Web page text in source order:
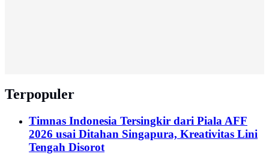
Terpopuler
Timnas Indonesia Tersingkir dari Piala AFF
2026 usai Ditahan Singapura, Kreativitas Lini
Tengah Disorot